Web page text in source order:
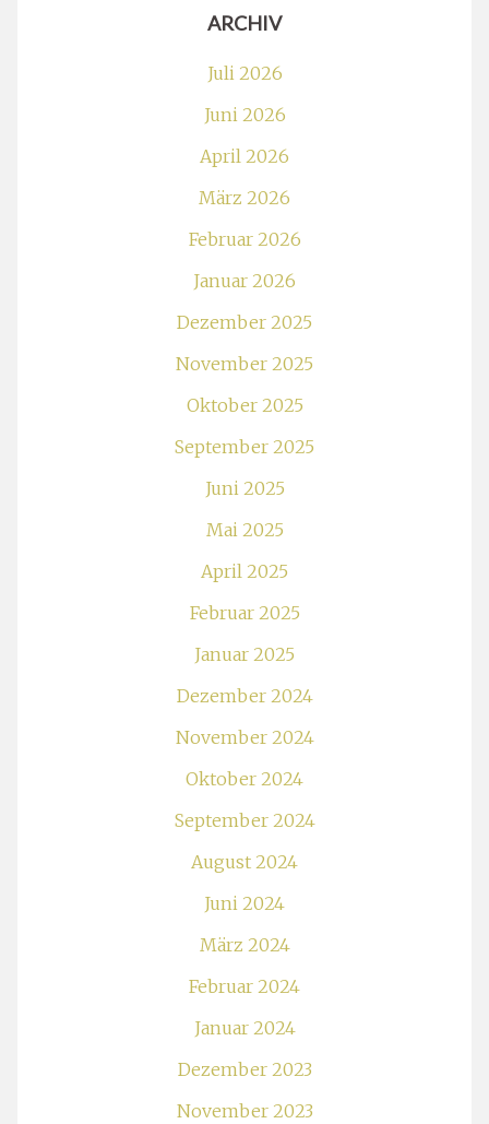
ARCHIV
Juli 2026
Juni 2026
April 2026
März 2026
Februar 2026
Januar 2026
Dezember 2025
November 2025
Oktober 2025
September 2025
Juni 2025
Mai 2025
April 2025
Februar 2025
Januar 2025
Dezember 2024
November 2024
Oktober 2024
September 2024
August 2024
Juni 2024
März 2024
Februar 2024
Januar 2024
Dezember 2023
November 2023